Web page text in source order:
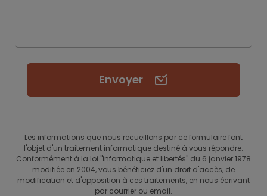
Envoyer
Les informations que nous recueillons par ce formulaire font
l'objet d'un traitement informatique destiné à vous répondre.
Conformément à la loi "informatique et libertés" du 6 janvier 1978
modifiée en 2004, vous bénéficiez d'un droit d'accès, de
modification et d'opposition à ces traitements, en nous écrivant
par courrier ou email.